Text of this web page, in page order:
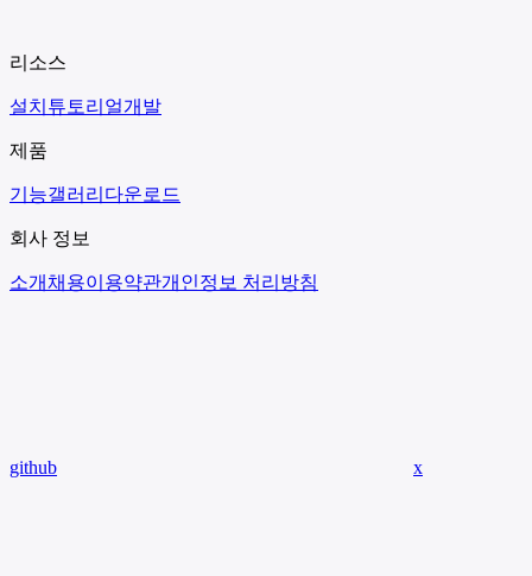
리소스
설치 튜토리얼개발
제품
기능갤러리 다운로드
회사 정보
소개 채용이용약관개인정보 처리방침
github x